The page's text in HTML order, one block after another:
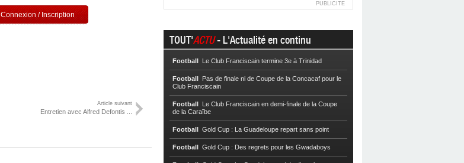
Connexion / Inscription
Article suivant
Entretien avec Alfred Defontis ...
PUBLICITE
TOUT'ACTU- L'Actualité en continu
Football Le Club Franciscain termine 3e à Trinidad
Football
Pas de finale ni de Coupe de la Concacaf pour le
Club Franciscain
Football
Le Club Franciscain en demi-finale de la Coupe
de la Caraïbe
Football Gold Cup : La Guadeloupe repart sans point
Football Gold Cup : Des regrets pour les Gwadaboys